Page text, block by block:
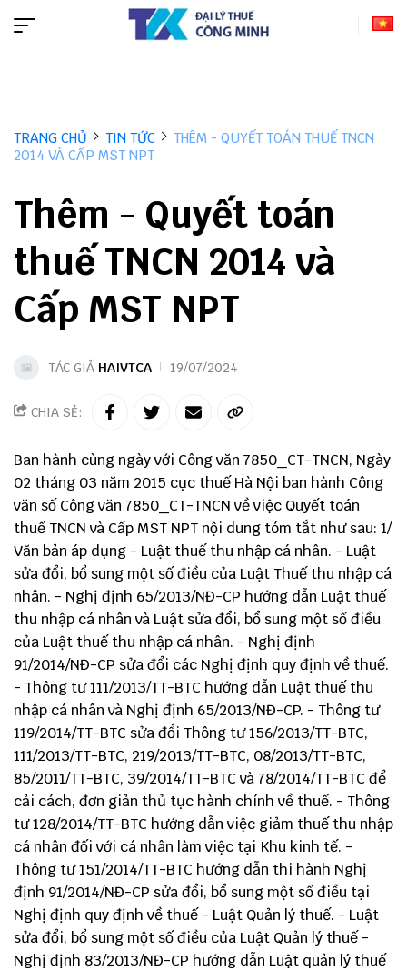
TRANG CHỦ TIN TỨC
THÊM - QUYẾT TOÁN THUẾ TNCN
2014 VÀ CẤP MST NPT
Thêm - Quyết toán
thuế TNCN 2014 và
Cấp MST NPT
TÁC GIẢ HAIVTCA 19/07/2024
CHIA SẺ:
Ban hành cùng ngày với Công văn 7850_CT-TNCN, Ngày
02 tháng 03 năm 2015 cục thuế Hà Nội ban hành Công
văn số Công văn 7850_CT-TNCN về việc Quyết toán
thuế TNCN và Cấp MST NPT nội dung tóm tắt như sau: 1/
Văn bản áp dụng - Luật thuế thu nhập cá nhân. - Luật
sửa đổi, bổ sung một số điều của Luật Thuế thu nhập cá
nhân. - Nghị định 65/2013/NĐ-CP hướng dẫn Luật thuế
thu nhập cá nhân và Luật sửa đổi, bổ sung một số điều
của Luật thuế thu nhập cá nhân. - Nghị định
91/2014/NĐ-CP sửa đổi các Nghị định quy định về thuế.
- Thông tư 111/2013/TT-BTC hướng dẫn Luật thuế thu
nhập cá nhân và Nghị định 65/2013/NĐ-CP. - Thông tư
119/2014/TT-BTC sửa đổi Thông tư 156/2013/TT-BTC,
111/2013/TT-BTC, 219/2013/TT-BTC, 08/2013/TT-BTC,
85/2011/TT-BTC, 39/2014/TT-BTC và 78/2014/TT-BTC để
cải cách, đơn giản thủ tục hành chính về thuế. - Thông
tư 128/2014/TT-BTC hướng dẫn việc giảm thuế thu nhập
cá nhân đối với cá nhân làm việc tại Khu kinh tế. -
Thông tư 151/2014/TT-BTC hướng dẫn thi hành Nghị
định 91/2014/NĐ-CP sửa đổi, bổ sung một số điều tại
Nghị định quy định về thuế - Luật Quản lý thuế. - Luật
sửa đổi, bổ sung một số điều của Luật Quản lý thuế -
Nghị định 83/2013/NĐ-CP hướng dẫn Luật quản lý thuế